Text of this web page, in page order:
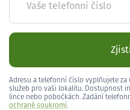
Vaše telefonní číslo
Adresu a telefonní číslo vyplňujete
služeb pro vaši lokalitu. Dostupnost
lince nebo pobočkách. Zadání
ochraně soukromí.